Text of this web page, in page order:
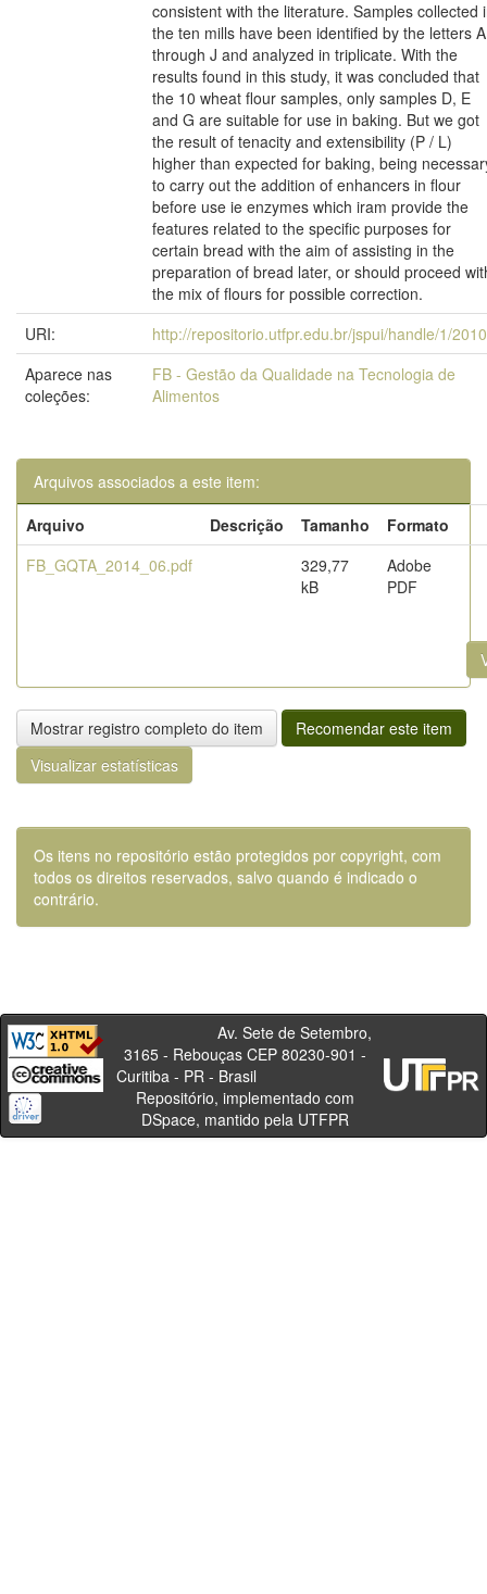
consistent with the literature. Samples collected
the ten mills have been identified by the letters A
through J and analyzed in triplicate. With the
results found in this study, it was concluded that
the 10 wheat flour samples, only samples D, E
and G are suitable for use in baking. But we got
the result of tenacity and extensibility (P / L)
higher than expected for baking, being
to carry out the addition of enhancers in flour
before use ie enzymes which iram provide the
features related to the specific purposes for
certain bread with the aim of assisting in the
preparation of bread later, or should proceed
the mix of flours for possible correction.
URI:
http://repositorio.utfpr.edu.br/jspui/handle/1/
Aparece nas
coleções:
FB - Gestão da Qualidade na Tecnologia de
Alimentos
Arquivos associados a este item:
Arquivo
Descrição Tamanho
Formato
FB_GQTA_2014_06.pdf
329,77
kB
Adobe
PDF
Mostrar registro completo do item
Recomendar este item
Visualizar estatísticas
Os itens no repositório estão protegidos por copyright, com
todos os direitos reservados, salvo quando é indicado o
contrário.
Av. Sete de Setembro,
3165 - Rebouças CEP 80230-901 -
Curitiba - PR - Brasil
Repositório, implementado com
DSpace, mantido pela UTFPR